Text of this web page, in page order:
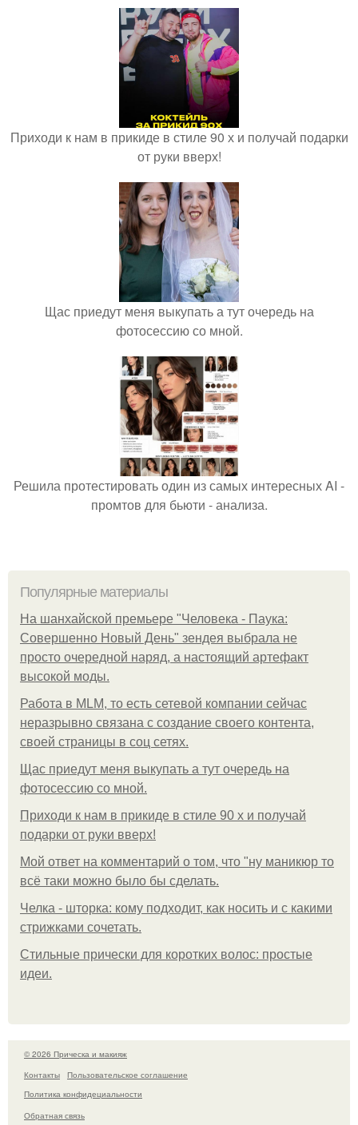
Приходи к нам в прикиде в стиле 90 х и получай подарки
от руки вверх!
Щас приедут меня выкупать а тут очередь на
фотосессию со мной.
Решила протестировать один из самых интересных AI -
промтов для бьюти - анализа.
Популярные материалы
На шанхайской премьере "Человека - Паука:
Совершенно Новый День" зендея выбрала не
просто очередной наряд, а настоящий артефакт
высокой моды.
Работа в MLM, то есть сетевой компании сейчас
неразрывно связана с создание своего контента,
своей страницы в соц сетях.
Щас приедут меня выкупать а тут очередь на
фотосессию со мной.
Приходи к нам в прикиде в стиле 90 х и получай
подарки от руки вверх!
Мой ответ на комментарий о том, что "ну маникюр то
всё таки можно было бы сделать.
Челка - шторка: кому подходит, как носить и с какими
стрижками сочетать.
Стильные прически для коротких волос: простые
идеи.
© 2026 Прическа и макияж
Контакты
Пользовательское соглашение
Политика конфидециальности
Обратная связь